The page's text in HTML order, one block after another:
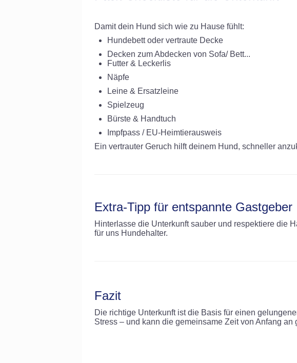
Damit dein Hund sich wie zu Hause fühlt:
Hundebett oder vertraute Decke
Decken zum Abdecken von Sofa/ Bett...
Futter & Leckerlis
Näpfe
Leine & Ersatzleine
Spielzeug
Bürste & Handtuch
Impfpass / EU-Heimtierausweis
Ein vertrauter Geruch hilft deinem Hund, schneller
Extra-Tipp für entspannte Gastgeber
Hinterlasse die Unterkunft sauber und respektiere die
für uns Hundehalter.
Fazit
Die richtige Unterkunft ist die Basis für einen
Stress – und kann die gemeinsame Zeit von Anfang an